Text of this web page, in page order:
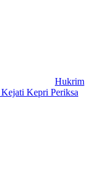
Hukrim
Kepri Periksa